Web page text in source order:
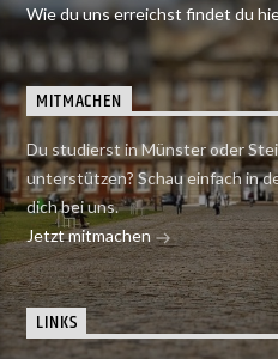
Wie du uns erreichst findet du
MITMACHEN
Du studierst in Münster oder
unterstützen? Schau einfach in
dich bei uns.
Jetzt mitmachen
LINKS